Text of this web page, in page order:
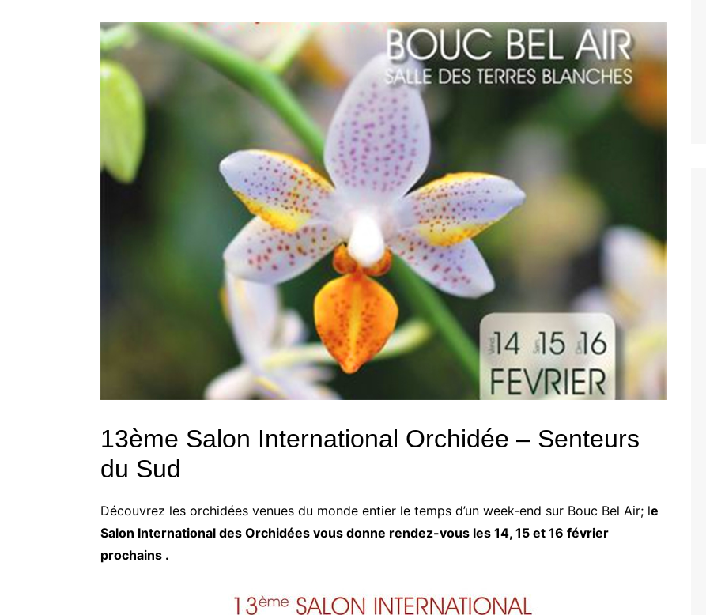
13ème Salon International Orchidée – Senteurs
du Sud
Découvrez les orchidées venues du monde entier le temps d’un week-end sur Bouc Bel Air; le
Salon International des Orchidées vous donne rendez-vous les 14, 15 et 16 février
prochains .